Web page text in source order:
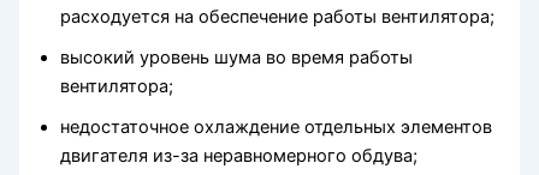
расходуется на обеспечение работы вентилятора;
высокий уровень шума во время работы
вентилятора;
недостаточное охлаждение отдельных элементов
двигателя из-за неравномерного обдува;